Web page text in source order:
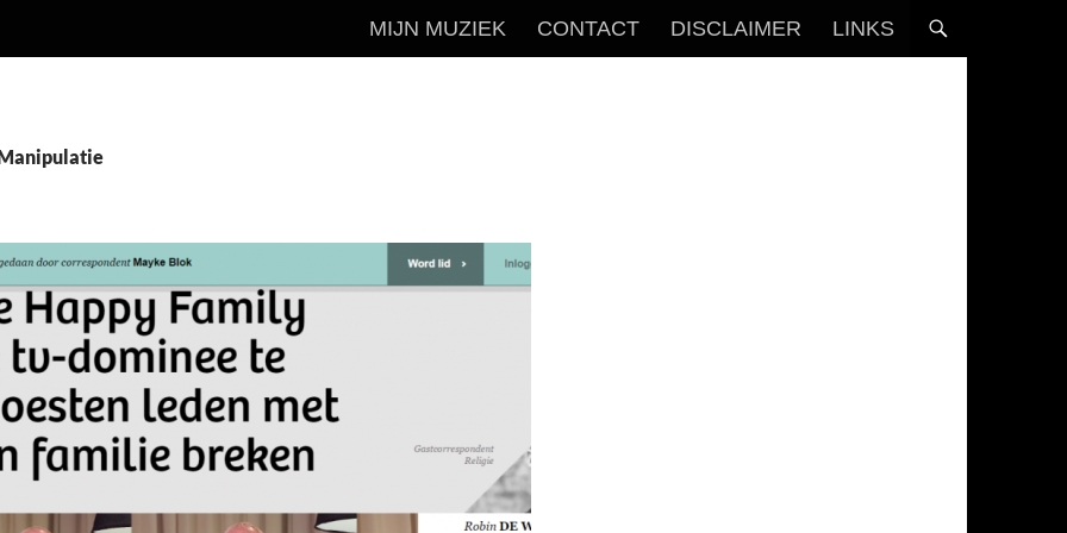
MIJN MUZIEK CONTACT DISCLAIMER LINKS